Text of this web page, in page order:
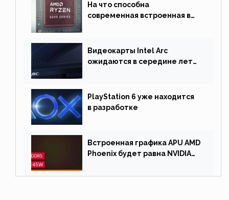
На что способна
современная встроенная в
Видеокарты Intel Arc
ожидаются в середине лета.
PlayStation 6 уже находится
в разработке
Встроенная графика APU AMD
Phoenix будет равна NVIDIA